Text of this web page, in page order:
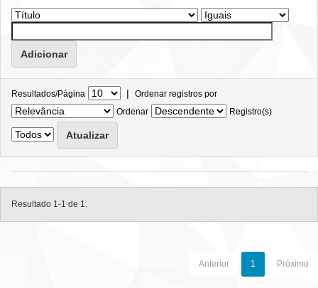
Resultados/Página | Ordenar registros por
Ordenar
Registro(s)
Resultado 1-1 de 1.
Anterior 1 Próximo